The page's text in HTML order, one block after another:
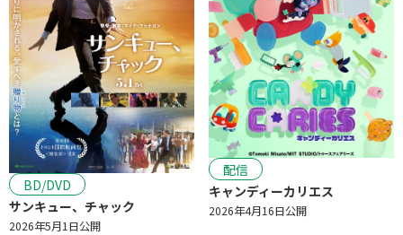
ほっこりしたい
人生に迷ったら
戦争を描く
これぞカルトムービー
音楽も楽しみたい
BD/DVD
サンキュー、チャック
2026年5月1日公開
配信
キャンディーカリエス
2026年4月16日公開